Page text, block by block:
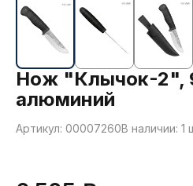
Нож "Клычок-2",
алюминий
Артикул: 00007260В наличии: 1